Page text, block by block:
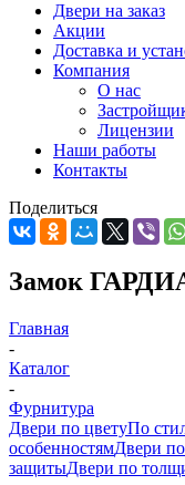
Двери на заказ
Акции
Доставка и
Компания
О нас
Лицензии
Наши работы
Контакты
Поделиться
Замок
Главная
-
Каталог
-
Фурнитура
Двери по цветуПо
особенностямДвери
защитыДвери по